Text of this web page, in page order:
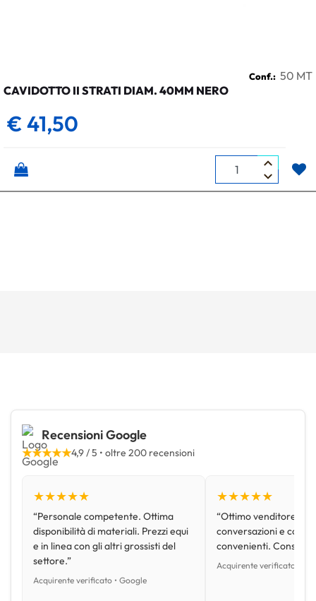
Conf.: 50 MT
CAVIDOTTO II STRATI DIAM. 40MM NERO
€ 41,50
Quantità
Recensioni Google
★★★★★4,9 / 5 • oltre 200 recensioni
★★★★★
“Personale competente. Ottima
disponibilità di materiali. Prezzi equi
e in linea con gli altri grossisti del
settore.”
Acquirente verificato • Google
★★★★★
“Ottimo venditore,
conversazioni e con
convenienti.
Acquirente verificato •